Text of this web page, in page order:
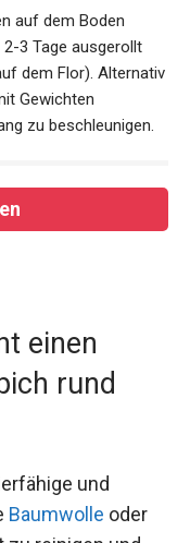
auf dem Boden
3 Tage ausgerollt
dem Flor). Alternativ
Gewichten
zu beschleunigen.
einen
rund
und
Baumwolle oder